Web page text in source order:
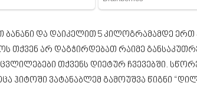
და დაიკელით 5 კილოგრამამდე ერთ
თქვენ არ დაგჭირდებათ რაიმე
თქვენს დიეტურ ჩვევებში.
ვატანაბლემ გამოუშვა წიგნი